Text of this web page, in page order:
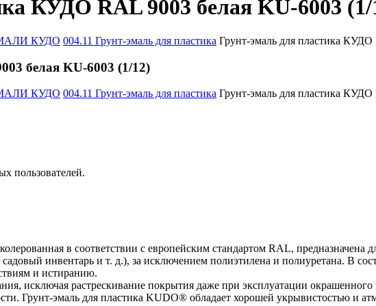
КУДО RAL 9003 белая KU-6003 (1/
КУДО 004.11 Грунт-эмаль для пластика Грунт-эмаль для пластика
белая KU-6003 (1/12)
КУДО 004.11 Грунт-эмаль для пластика Грунт-эмаль для пластика
пользователей.
в соответствии с европейским стандартом RAL, предназначена
садовый инвентарь и т. д.), за исключением полиэтилена и полиуретана. В
и истиранию.
исключая растрескивание покрытия даже при эксплуатации
Грунт-эмаль для пластика KUDO® обладает хорошей укрывистостью и